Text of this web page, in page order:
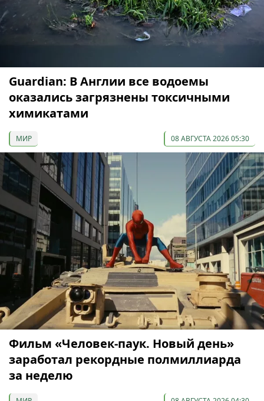
Guardian: В Англии все водоемы
оказались загрязнены токсичными
химикатами
МИР 08 АВГУСТА 2026 05:30
Фильм «Человек-паук. Новый день»
заработал рекордные полмиллиарда
за неделю